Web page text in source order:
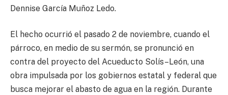
Dennise García Muñoz Ledo.
El hecho ocurrió el pasado 2 de noviembre, cuando el
párroco, en medio de su sermón, se pronunció en
contra del proyecto del Acueducto Solís–León, una
obra impulsada por los gobiernos estatal y federal que
busca mejorar el abasto de agua en la región. Durante